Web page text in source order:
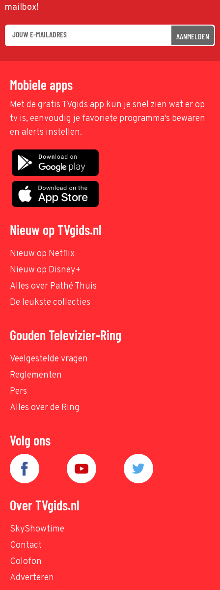
mailbox!
AANMELDEN
Mobiele apps
Met de gratis TVgids app kun je snel zien wat er op
tv is, eenvoudig je favoriete programma's bewaren
en alerts instellen.
Nieuw op TVgids.nl
Nieuw op Netflix
Nieuw op Disney+
Alles over Pathé Thuis
De leukste collecties
Gouden Televizier-Ring
Veelgestelde vragen
Reglementen
Pers
Alles over de Ring
Volg ons
Over TVgids.nl
SkyShowtime
Contact
Colofon
Adverteren